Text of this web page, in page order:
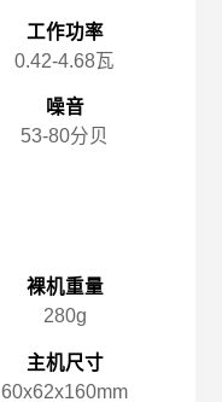
工作功率
0.42-4.68瓦
噪音
53-80分贝
裸机重量
280g
主机尺寸
60x️62x️160mm